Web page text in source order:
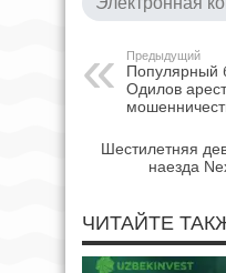
Предыдущий
Популярный
Одилов
Шестилетняя
наезда
ЧИТАЙТЕ